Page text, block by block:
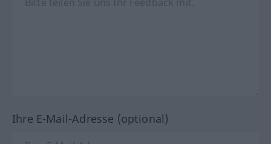
Ihre E-Mail-Adresse (optional)